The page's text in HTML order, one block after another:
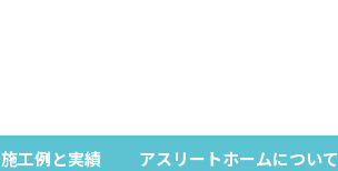
施工例と実績 アスリートホームについて